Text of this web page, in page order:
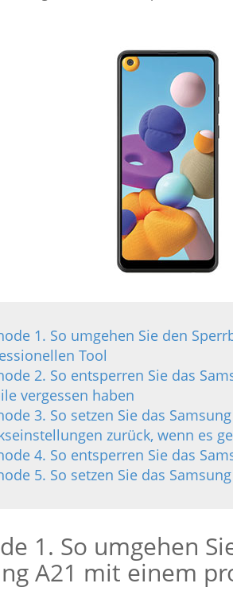
1. So umgehen Sie den
Tool
2. So entsperren Sie das
vergessen haben
3. So setzen Sie das
zurück, wenn es
4. So entsperren Sie das
5. So setzen Sie das
1. So umgehen
A21 mit einem